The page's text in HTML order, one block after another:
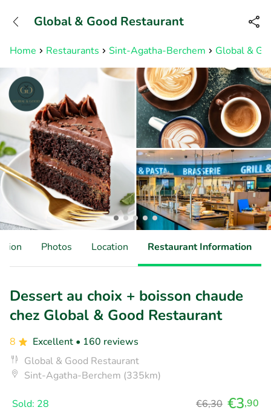
Available until 23:00
Home Restaurants Sint-Agatha-Berchem Global &
Global & Good Restaurant
Photos Location Restaurant Information
Dessert au choix + boisson chaude
chez Global & Good Restaurant
8 Excellent • 160 reviews
Global & Good Restaurant
Sint-Agatha-Berchem (335km)
Sold: 28 €6,30 €3,90